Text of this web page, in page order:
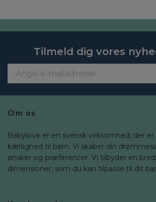
Tilmeld dig vores
Om os
Babylove er en svensk virksomhed, der
kærlighed til børn. Vi skaber din
ønsker og præferencer. Vi tilbyder en
dimensioner, som du kan tilpasse til dit